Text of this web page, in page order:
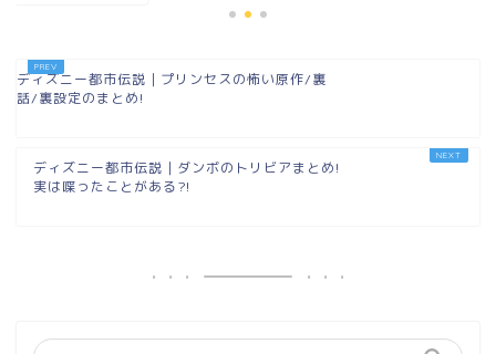
ディズニー都市伝説｜プリンセスの怖い原作/裏
話/裏設定のまとめ!
ディズニー都市伝説｜ダンボのトリビアまとめ!
実は喋ったことがある?!